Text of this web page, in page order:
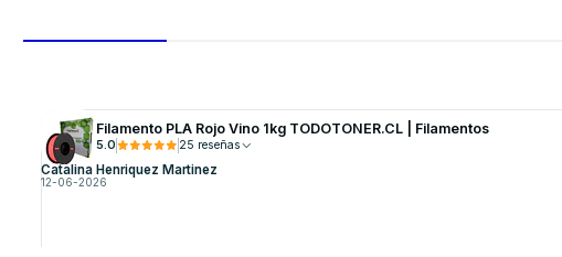
Filamento PLA Rojo Vino 1kg TODOTONER.CL | Filamentos
5.0 25 reseñas
Catalina Henriquez Martinez
12-06-2026